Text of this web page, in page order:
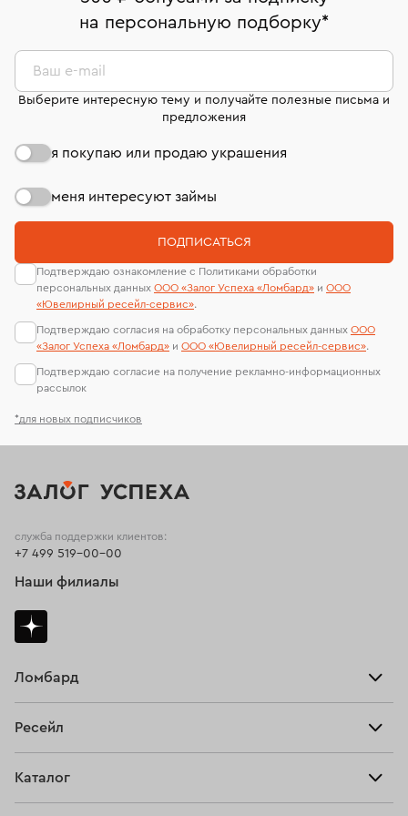
право передумать, если изделие вам не подошло. 7
дней на возврат. Детальные условия возврата
комиссионных украшений и часов смотрите на
странице«Возврат украшений»
На особо ценные изделия получены
сертификаты МГУ и других геммологических
лабораторий
на персональную подборку*
*для новых подписчиков
Ваш e-mail
Выберите интересную тему и получайте полезные письма и
предложения
я покупаю или продаю украшения
меня интересуют займы
ПОДПИСАТЬСЯ
Подтверждаю ознакомление с Политиками обработки
персональных данных ООО «Залог Успеха «Ломбард» и ООО
«Ювелирный ресейл-сервиc».
Подтверждаю согласия на обработку персональных данных ООО
«Залог Успеха «Ломбард» и ООО «Ювелирный ресейл-сервиc».
Подтверждаю согласие на получение рекламно-информационных
рассылок
Ломбард
Тарифы
Ресейл
Каталог
служба поддержки клиентов:
+7 499 519-00-00
Наши филиалы